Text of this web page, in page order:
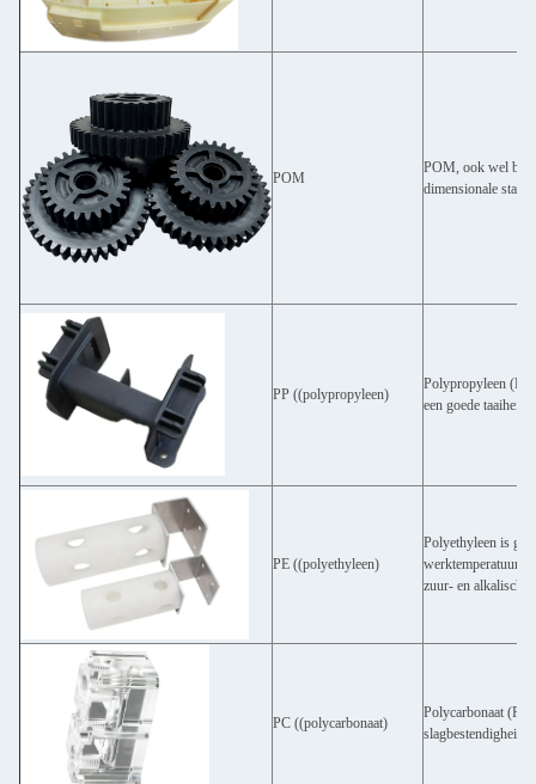
POM
POM, ook wel
dimensionale
PP ((polypropyleen)
Polypropyleen
een goede taaiheid
PE ((polyethyleen)
Polyethyleen is
werktemperatuur
zuur- en alkalische
PC ((polycarbonaat)
Polycarbonaat